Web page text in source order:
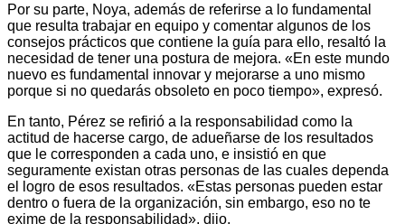
Por su parte, Noya, además de referirse a lo fundamental
que resulta trabajar en equipo y comentar algunos de los
consejos prácticos que contiene la guía para ello, resaltó la
necesidad de tener una postura de mejora. «En este mundo
nuevo es fundamental innovar y mejorarse a uno mismo
porque si no quedarás obsoleto en poco tiempo», expresó.
En tanto, Pérez se refirió a la responsabilidad como la
actitud de hacerse cargo, de adueñarse de los resultados
que le corresponden a cada uno, e insistió en que
seguramente existan otras personas de las cuales dependa
el logro de esos resultados. «Estas personas pueden estar
dentro o fuera de la organización, sin embargo, eso no te
exime de la responsabilidad», dijo.